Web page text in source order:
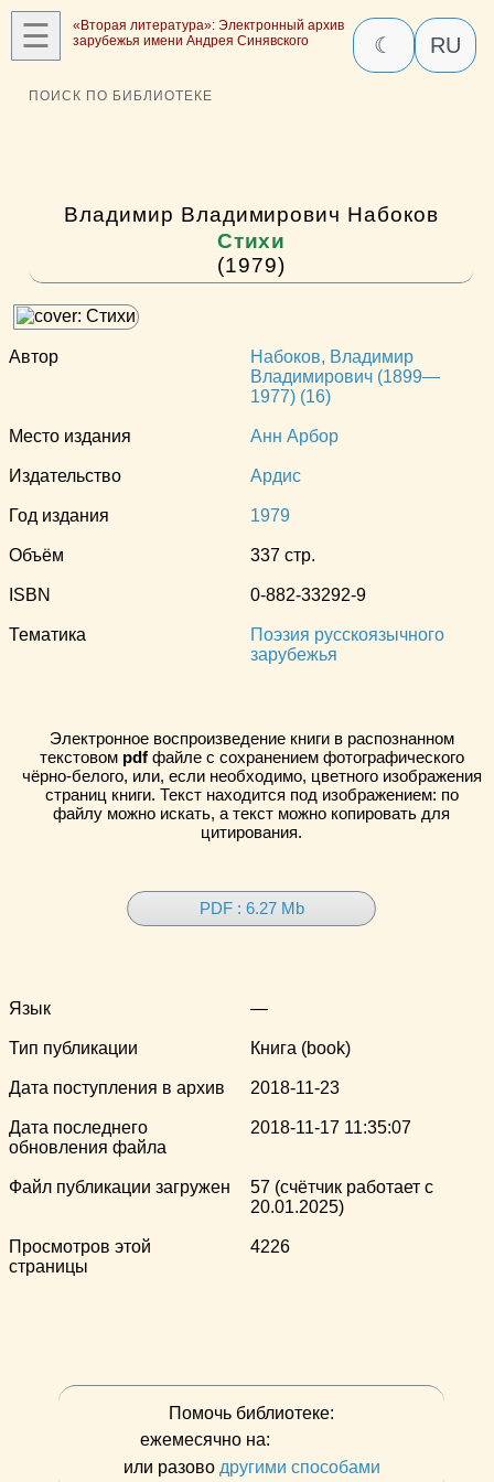
☰
«Вторая литература»: Электронный архив
зарубежья имени Андрея Синявского
☾ RU
ПОИСК ПО БИБЛИОТЕКЕ
Владимир Владимирович Набоков
Стихи
(1979)
Автор
Набоков, Владимир
Владимирович (1899—
1977) (16)
Место издания Анн Арбор
Издательство Ардис
Год издания 1979
Объём 337 стр.
ISBN 0-882-33292-9
Тематика
Поэзия русскоязычного
зарубежья
Электронное воспроизведение книги в распознанном
текстовом pdfфайле с сохранением фотографического
чёрно-белого, или, если необходимо, цветного изображения
страниц книги. Текст находится под изображением: по
файлу можно искать, а текст можно копировать для
цитирования.
PDF : 6.27 Mb
Язык —
Тип публикации Книга (book)
Дата поступления в архив 2018-11-23
Дата последнего
обновления файла
2018-11-17 11:35:07
Файл публикации загружен
57 (счётчик работает с
20.01.2025)
Просмотров этой
страницы
4226
Помочь библиотеке:
ежемесячно на:
или разово другими способами